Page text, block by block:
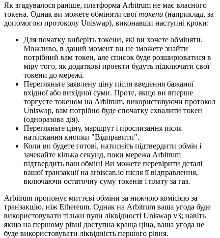
Як згадувалося раніше, платформа Arbitrum не має власного
токена. Однак ви можете обміняти своїтокени (наприклад, за
допомогою протоколу Uniswap), виконавши наступні кроки:
Для початку виберіть токени, які ви хочете обміняти.
Можливо, в даний момент ви не зможете знайти
потрібний вам токен, але список буде розширюватися в
міру того, як додаткові проекти будуть підключати свої
токени до мережі.
Перегляньте заявлену ціну після введення бажаної
вхідної або вихідної суми. Проте, якщо ви вперше
торгуєте токеном на Arbitrum, використовуючи протокол
Uniswap, вам потрібно буде спочатку схвалити токен
(одноразова дія).
Перегляньте ціну, маршрут і прослизання після
натискання кнопки "Відправити".
Коли ви будете готові, натисніть підтвердити обмін і
зачекайте кілька секунд, поки мережа Arbitrum
підтвердить ваш обмін! Ви можете перевірити деталі
вашої транзакції на arbiscan.io після її відправлення,
включаючи остаточну суму токенів і плату за газ.
Arbitrum пропонує миттєві обміни за нижчою комісією за
транзакцію, ніж Ethereum. Однак на Arbitrum ваша угода буде
використовувати тільки пули ліквідності Uniswap v3; навіть
якщо на першому рівні доступна краща ціна, ваша угода не
буде використовувати ліквідність першого рівня.